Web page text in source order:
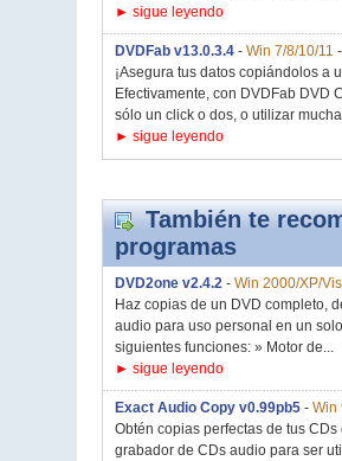
► sigue leyendo
DVDFab v13.0.3.4 - Win 7/8/10/11
¡Asegura tus datos copiándolos a
Efectivamente, con DVDFab DVD
sólo un click o dos, o utilizar
► sigue leyendo
También te
programas
DVD2one v2.4.2 - Win 2000/XP/
Haz copias de un DVD completo,
audio para uso personal en un
siguientes funciones: » Motor de...
► sigue leyendo
Exact Audio Copy v0.99pb5 - Win
Obtén copias perfectas de tus
grabador de CDs audio para ser